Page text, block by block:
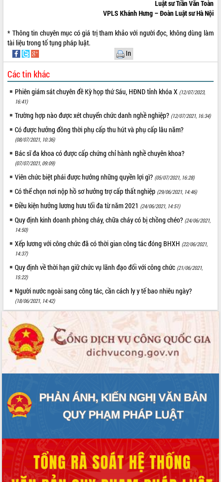
Luật sư Trần Văn Toàn
VPLS Khánh Hưng – Đoàn Luật sư Hà Nội
* Thông tin chuyên mục có giá trị tham khảo với người đọc, không dùng làm
tài liệu trong tố tụng pháp luật.
In
Các tin khác
Phiên giám sát chuyên đề Kỳ họp thứ Sáu, HĐND tỉnh khóa X (12/07/2023,
16:41)
Trường hợp nào được xét chuyển chức danh nghề nghiệp? (12/07/2021, 16:34)
Có được hưởng đồng thời phụ cấp thu hút và phụ cấp lâu năm?
(08/07/2021, 10:36)
Bác sĩ đa khoa có được cấp chứng chỉ hành nghề chuyên khoa?
(07/07/2021, 09:09)
Viên chức biệt phái được hưởng những quyền lợi gì? (05/07/2021, 16:28)
Có thể chọn nơi nộp hồ sơ hưởng trợ cấp thất nghiệp (29/06/2021, 14:46)
Điều kiện hưởng lương hưu tối đa từ năm 2021 (24/06/2021, 14:51)
Quy định kinh doanh phòng cháy, chữa cháy có bị chồng chéo? (24/06/2021,
14:50)
Xếp lương với công chức đã có thời gian công tác đóng BHXH (22/06/2021,
14:37)
Quy định về thời hạn giữ chức vụ lãnh đạo đối với công chức (21/06/2021,
15:22)
Người nước ngoài sang công tác, cần cách ly y tế bao nhiêu ngày?
(18/06/2021, 14:42)